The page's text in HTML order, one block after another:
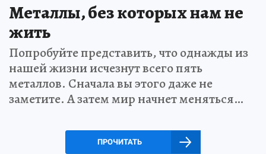
Металлы, без которых нам не
жить
Попробуйте представить, что однажды из
нашей жизни исчезнут всего пять
металлов. Сначала вы этого даже не
заметите. А затем мир начнет меняться…
ПРОЧИТАТЬ